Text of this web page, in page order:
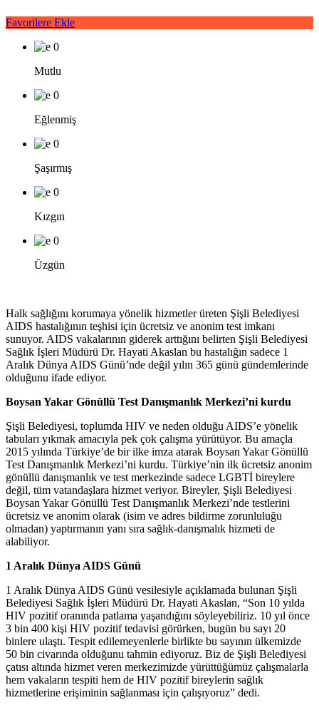
Favorilere Ekle
0
Mutlu
0
Eğlenmiş
0
Şaşırmış
0
Kızgın
0
Üzgün
Halk sağlığını korumaya yönelik hizmetler üreten Şişli Belediyesi
AIDS hastalığının teşhisi için ücretsiz ve anonim test imkanı
sunuyor. AIDS vakalarının giderek arttığını belirten Şişli Belediyesi
Sağlık İşleri Müdürü Dr. Hayati Akaslan bu hastalığın sadece 1
Aralık Dünya AIDS Günü’nde değil yılın 365 günü gündemlerinde
olduğunu ifade ediyor.
Boysan Yakar Gönüllü Test Danışmanlık Merkezi’ni kurdu
Şişli Belediyesi, toplumda HIV ve neden olduğu AIDS’e yönelik
tabuları yıkmak amacıyla pek çok çalışma yürütüyor. Bu amaçla
2015 yılında Türkiye’de bir ilke imza atarak Boysan Yakar Gönüllü
Test Danışmanlık Merkezi’ni kurdu. Türkiye’nin ilk ücretsiz anonim
gönüllü danışmanlık ve test merkezinde sadece LGBTİ bireylere
değil, tüm vatandaşlara hizmet veriyor. Bireyler, Şişli Belediyesi
Boysan Yakar Gönüllü Test Danışmanlık Merkezi’nde testlerini
ücretsiz ve anonim olarak (isim ve adres bildirme zorunluluğu
olmadan) yaptırmanın yanı sıra sağlık-danışmalık hizmeti de
alabiliyor.
1 Aralık Dünya AIDS Günü
1 Aralık Dünya AIDS Günü vesilesiyle açıklamada bulunan Şişli
Belediyesi Sağlık İşleri Müdürü Dr. Hayati Akaslan, “Son 10 yılda
HIV pozitif oranında patlama yaşandığını söyleyebiliriz. 10 yıl önce
3 bin 400 kişi HIV pozitif tedavisi görürken, bugün bu sayı 20
binlere ulaştı. Tespit edilemeyenlerle birlikte bu sayının ülkemizde
50 bin civarında olduğunu tahmin ediyoruz. Biz de Şişli Belediyesi
çatısı altında hizmet veren merkezimizde yürüttüğümüz çalışmalarla
hem vakaların tespiti hem de HIV pozitif bireylerin sağlık
hizmetlerine erişiminin sağlanması için çalışıyoruz” dedi.